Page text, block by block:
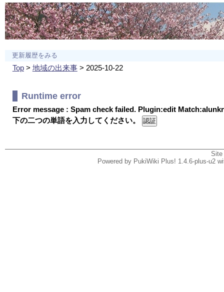
更新履歴をみる
Top> 地域の出来事> 2025-10-22
Runtime error
Error message : Spam check failed. Plugin:edit
下の二つの単語を入力してください。
Powered by PukiWiki Plus! 1.4.6-plus-u2